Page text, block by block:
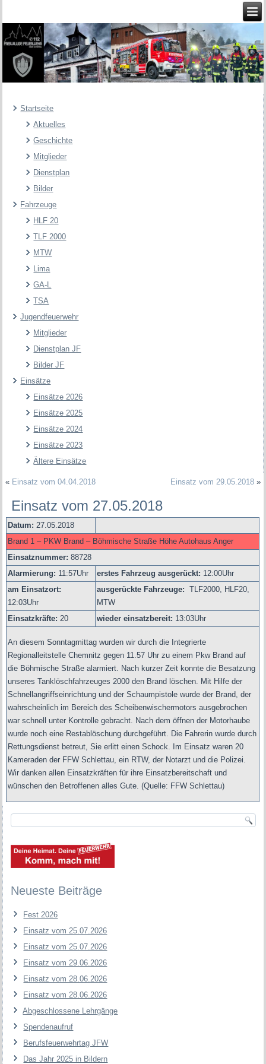
Startseite
Aktuelles
Geschichte
Mitglieder
Dienstplan
Bilder
Fahrzeuge
HLF 20
TLF 2000
MTW
Lima
GA-L
TSA
Jugendfeuerwehr
Mitglieder
Dienstplan JF
Bilder JF
Einsätze
Einsätze 2026
Einsätze 2025
Einsätze 2024
Einsätze 2023
Ältere Einsätze
« Einsatz vom 04.04.2018 Einsatz vom 29.05.2018»
Einsatz vom 27.05.2018
Datum:27.05.2018
Brand 1 – PKW Brand – Böhmische Straße Höhe Autohaus Anger
Einsatznummer:88728
Alarmierung: 11:57Uhr erstes Fahrzeug ausgerückt: 12:00Uhr
am Einsatzort:
12:03Uhr
ausgerückte Fahrzeuge: TLF2000, HLF20,
MTW
Einsatzkräfte:20 wieder einsatzbereit: 13:03Uhr
An diesem Sonntagmittag wurden wir durch die Integrierte
Regionalleitstelle Chemnitz gegen 11.57 Uhr zu einem Pkw Brand auf
die Böhmische Straße alarmiert. Nach kurzer Zeit konnte die Besatzung
unseres Tanklöschfahrzeuges 2000 den Brand löschen. Mit Hilfe der
Schnellangriffseinrichtung und der Schaumpistole wurde der Brand, der
wahrscheinlich im Bereich des Scheibenwischermotors ausgebrochen
war schnell unter Kontrolle gebracht. Nach dem öffnen der Motorhaube
wurde noch eine Restablöschung durchgeführt. Die Fahrerin wurde durch
Rettungsdienst betreut, Sie erlitt einen Schock. Im Einsatz waren 20
Kameraden der FFW Schlettau, ein RTW, der Notarzt und die Polizei.
Wir danken allen Einsatzkräften für ihre Einsatzbereitschaft und
wünschen den Betroffenen alles Gute. (Quelle: FFW Schlettau)
Neueste Beiträge
Fest 2026
Einsatz vom 25.07.2026
Einsatz vom 25.07.2026
Einsatz vom 29.06.2026
Einsatz vom 28.06.2026
Einsatz vom 28.06.2026
Abgeschlossene Lehrgänge
Spendenaufruf
Berufsfeuerwehrtag JFW
Das Jahr 2025 in Bildern